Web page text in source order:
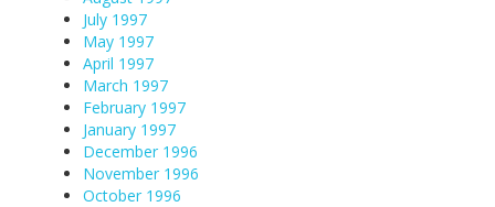
July 1997
May 1997
April 1997
March 1997
February 1997
January 1997
December 1996
November 1996
October 1996